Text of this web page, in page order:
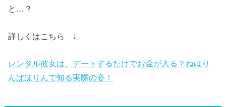
と…？
詳しくはこちら ↓
レンタル彼女は、デートするだけでお金が入る？ねほり
んぱほりんで知る実際の姿！